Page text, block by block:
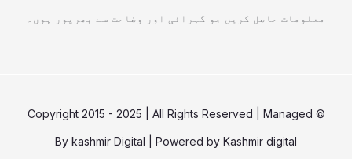
معلومات حاصل کریں جو گہرائی اور وضاحت سے بھرپور ہوں۔
© Copyright 2015 - 2025 | All Rights Reserved | Managed
By kashmir Digital | Powered by Kashmir digital